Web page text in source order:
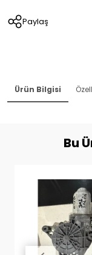
Paylaş
Ürün Bilgisi
Bu